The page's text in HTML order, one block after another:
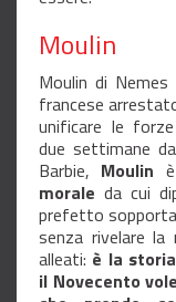
Moulin
Moulin di
francese
unificare le
due settimane
Barbie, Moulin
morale da cui
prefetto
senza rivelare
alleati: è la
il Novecento